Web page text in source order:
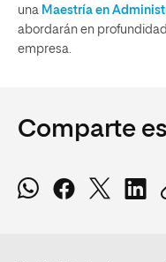
una Maestría en
abordarán en
empresa.
Comparte